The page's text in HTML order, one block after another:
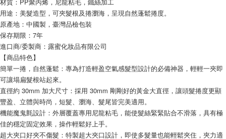
用途：美髮造型，可夾髮根及捲瀏海，呈現自然蓬鬆捲度。
原產地：中國製，臺灣品檢包裝
保存期限：7年
進口商/委製商：露蜜化妝品有限公司
【商品特色】
簡單一捲，自然蓬鬆：專為打造輕盈空氣感髮型設計的必備神器，輕輕一夾即
可讓塌扁髮根站起來。
直徑約 30mm 加大尺寸：採用 30mm 剛剛好的黃金大直徑，讓頭髮捲度更顯
豐盈、立體與時尚，短髮、瀏海、髮尾皆完美適用。
機能魔鬼氈設計：外層覆蓋專用尼龍粘毛，能使髮絲緊緊貼合不滑落，具有極
佳的穩定固定效果，操作輕鬆好上手。
超大夾口好夾不傷髮：特製超大夾口設計，即使多髮量也能輕鬆夾住，夾力適